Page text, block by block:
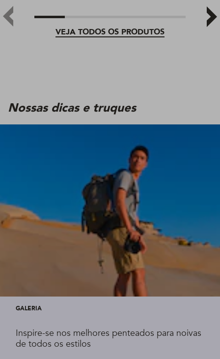
VEJA TODOS OS PRODUTOS
Nossas dicas e truques
GALERIA
Inspire-se nos melhores penteados para noivas
de todos os estilos